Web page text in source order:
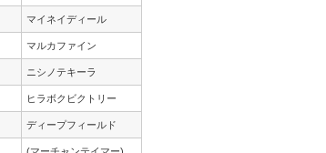
マイネイディール
マルカファイン
ニシノテキーラ
ヒラボクビクトリー
ディープフィールド